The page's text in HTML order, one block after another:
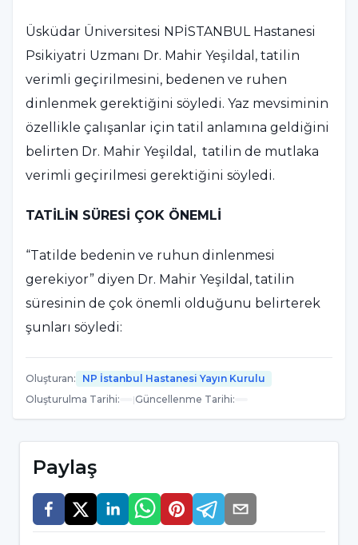
Üsküdar Üniversitesi NPİSTANBUL Hastanesi
Psikiyatri Uzmanı Dr. Mahir Yeşildal, tatilin
verimli geçirilmesini, bedenen ve ruhen
dinlenmek gerektiğini söyledi. Yaz mevsiminin
özellikle çalışanlar için tatil anlamına geldiğini
belirten Dr. Mahir Yeşildal, tatilin de mutlaka
verimli geçirilmesi gerektiğini söyledi.
TATİLİN SÜRESİ ÇOK ÖNEMLİ
“Tatilde bedenin ve ruhun dinlenmesi
gerekiyor” diyen Dr. Mahir Yeşildal, tatilin
süresinin de çok önemli olduğunu belirterek
şunları söyledi:
yapmak demek değil, beynimizin tabiri caizse
atabilmesi, kendini yenileyebilmesi ve yeni bir
yıla hazırlanabilmesi için ortalama en az 10
tatillerde yeterince dinlenilemez. 4-5 günlük
bir tatil sonrasında aslında yeterince
Oluşturan:
NP İstanbul Hastanesi Yayın Kurulu
Oluşturulma Tarihi: |Güncellenme Tarihi:
Paylaş